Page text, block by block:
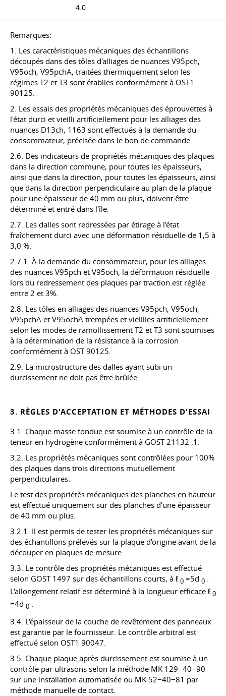
4.0
Remarques:
1. Les caractéristiques mécaniques des échantillons
découpés dans des tôles d'alliages de nuances V95pch,
V95och, V95pchA, traitées thermiquement selon les
régimes T2 et T3 sont établies conformément à OST1
90125.
2. Les essais des propriétés mécaniques des éprouvettes à
l'état durci et vieilli artificiellement pour les alliages des
nuances D13ch, 1163 sont effectués à la demande du
consommateur, précisée dans le bon de commande.
2.6. Des indicateurs de propriétés mécaniques des plaques
dans la direction commune, pour toutes les épaisseurs,
ainsi que dans la direction, pour toutes les épaisseurs, ainsi
que dans la direction perpendiculaire au plan de la plaque
pour une épaisseur de 40 mm ou plus, doivent être
déterminé et entré dans l'île.
2.7. Les dalles sont redressées par étirage à l'état
fraîchement durci avec une déformation résiduelle de 1,5 à
3,0 %.
2.7.1. À la demande du consommateur, pour les alliages
des nuances V95pch et V95och, la déformation résiduelle
lors du redressement des plaques par traction est réglée
entre 2 et 3%.
2.8. Les tôles en alliages des nuances V95pch, V95och,
V95pchA et V95ochA trempées et vieillies artificiellement
selon les modes de ramollissement T2 et T3 sont soumises
à la détermination de la résistance à la corrosion
conformément à OST 90125.
2.9. La microstructure des dalles ayant subi un
durcissement ne doit pas être brûlée.
3. RÈGLES D'ACCEPTATION ET MÉTHODES D'ESSAI
3.1. Chaque masse fondue est soumise à un contrôle de la
teneur en hydrogène conformément à GOST 21132 .1.
3.2. Les propriétés mécaniques sont contrôlées pour 100%
des plaques dans trois directions mutuellement
perpendiculaires.
Le test des propriétés mécaniques des planches en hauteur
est effectué uniquement sur des planches d'une épaisseur
de 40 mm ou plus.
3.2.1. Il est permis de tester les propriétés mécaniques sur
des échantillons prélevés sur la plaque d'origine avant de la
découper en plaques de mesure.
3.3. Le contrôle des propriétés mécaniques est effectué
selon GOST 1497 sur des échantillons courts, à ℓ 0 =5d 0
L'allongement relatif est déterminé à la longueur efficace ℓ 0
=4d 0
3.4. L'épaisseur de la couche de revêtement des panneaux
est garantie par le fournisseur. Le contrôle arbitral est
effectué selon OST1 90047.
3.5. Chaque plaque après durcissement est soumise à un
contrôle par ultrasons selon la méthode MK 129−40−90
sur une installation automatisée ou MK 52−40−81 par
méthode manuelle de contact.